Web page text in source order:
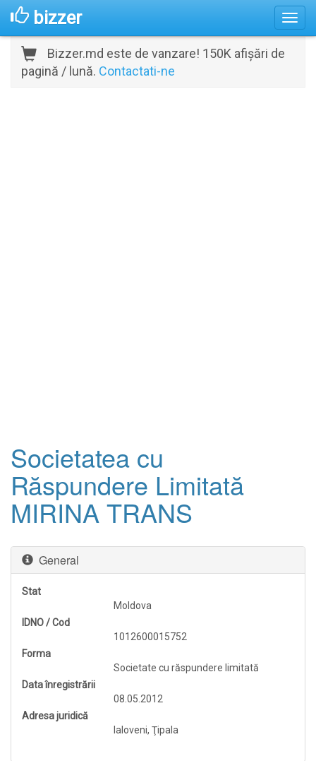
bizzer
Bizzer.md este de vanzare! 150K afișări de
pagină / lună. Contactati-ne
Societatea cu
Răspundere Limitată
MIRINA TRANS
General
Stat
Moldova
IDNO / Cod
1012600015752
Forma
Societate cu răspundere limitată
Data înregistrării
08.05.2012
Adresa juridică
Ialoveni, Ţipala